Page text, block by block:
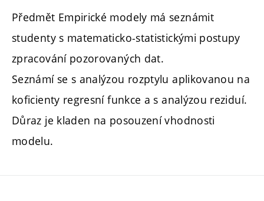
Předmět Empirické modely má seznámit
studenty s matematicko-statistickými postupy
zpracování pozorovaných dat.
Seznámí se s analýzou rozptylu aplikovanou na
koficienty regresní funkce a s analýzou reziduí.
Důraz je kladen na posouzení vhodnosti
modelu.